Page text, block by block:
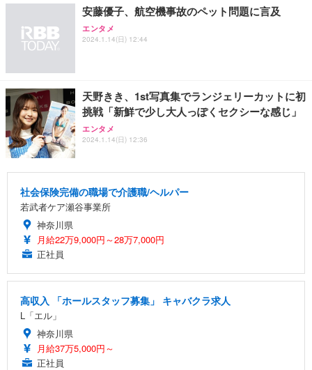
安藤優子、航空機事故のペット問題に言及
エンタメ
2024.1.14(日) 12:44
天野きき、1st写真集でランジェリーカットに初
挑戦「新鮮で少し大人っぽくセクシーな感じ」
エンタメ
2024.1.14(日) 12:36
社会保険完備の職場で介護職/ヘルパー
若武者ケア瀬谷事業所
神奈川県
月給22万9,000円～28万7,000円
正社員
高収入 「ホールスタッフ募集」 キャバクラ求人
L「エル」
神奈川県
月給37万5,000円～
正社員